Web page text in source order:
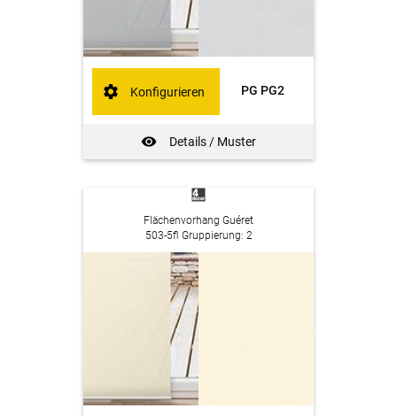
PG PG2
Details / Muster
Konfigurieren
Flächenvorhang Guéret
503-5fl Gruppierung: 2